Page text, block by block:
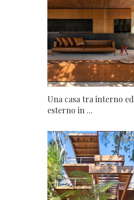
Una casa tra interno ed
esterno in ...